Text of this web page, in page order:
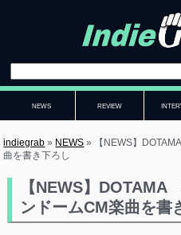
NEWS REVIEW
indiegrab » NEWS »
【NEWS】
曲を書き下ろし
【NEWS】
ンドームCM楽曲を書